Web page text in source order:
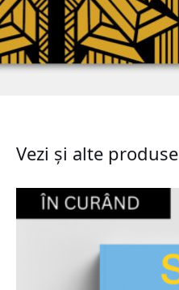
Vezi și alte produse